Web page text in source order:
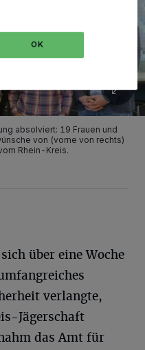
absolviert: 19 Frauen und
von (vorne von rechts)
Rhein-Kreis.
über eine Woche
verlangte,
Jägerschaft
das Amt für
OK